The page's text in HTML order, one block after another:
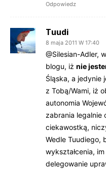
Odpowiedz
Tuudi
8 maja 2011 W 17:40
@Silesian-Adler,
blogu, iż nie
Śląska, a jedynie
z Tobą/Wami, iż
autonomia
zabrania legalnie
ciekawostką,
Wedle Tuudiego,
wykształcenia,
delegowanie